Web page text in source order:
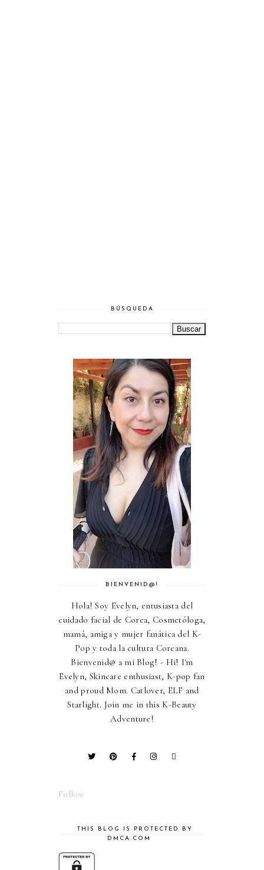
BÚSQUEDA
BIENVENID@!
Hola! Soy Evelyn, entusiasta del
cuidado facial de Corea, Cosmetóloga,
mamá, amiga y mujer fanática del K-
Pop y toda la cultura Coreana.
Bienvenid@ a mi Blog! - Hi! I'm
Evelyn, Skincare enthusiast, K-pop fan
and proud Mom. Catlover, ELF and
Starlight. Join me in this K-Beauty
Adventure!
Follow
THIS BLOG IS PROTECTED BY
DMCA.COM